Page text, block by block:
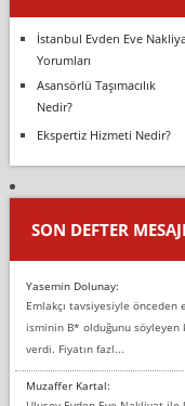
İstanbul Evden Eve
Yorumları
Asansörlü Taşımacılık
Nedir?
Ekspertiz Hizmeti Nedir?
SON DEFTER
Yasemin Dolunay:
Emlakçı tavsiyesiyle önceden
isminin B* olduğunu söyleyen
verdi. Fiyatın fazl...
Muzaffer Kartal: